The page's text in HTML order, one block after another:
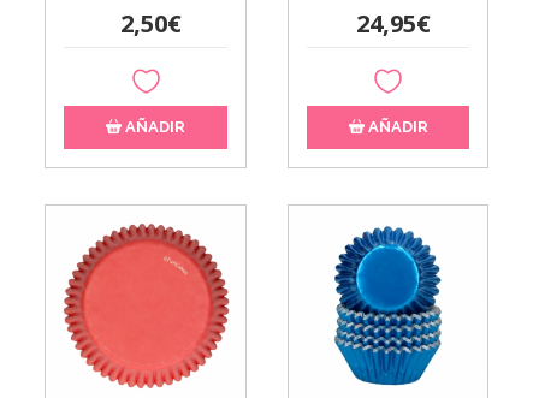
2,50€
AÑADIR
24,95€
AÑADIR